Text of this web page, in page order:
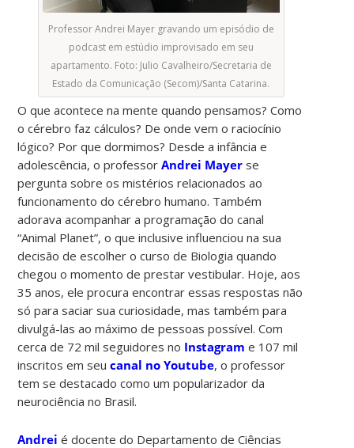
Professor Andrei Mayer gravando um episódio de
podcast em estúdio improvisado em seu
apartamento. Foto: Julio Cavalheiro/Secretaria de
Estado da Comunicação (Secom)/Santa Catarina.
O que acontece na mente quando pensamos? Como
o cérebro faz cálculos? De onde vem o raciocínio
lógico? Por que dormimos? Desde a infância e
adolescência, o professorAndrei Mayer se
pergunta sobre os mistérios relacionados ao
funcionamento do cérebro humano. Também
adorava acompanhar a programação do canal
“Animal Planet”, o que inclusive influenciou na sua
decisão de escolher o curso de Biologia quando
chegou o momento de prestar vestibular. Hoje, aos
35 anos, ele procura encontrar essas respostas não
só para saciar sua curiosidade, mas também para
divulgá-las ao máximo de pessoas possível. Com
cerca de 72 mil seguidores no Instagram e 107 mil
inscritos em seucanal no Youtube, o professor
tem se destacado como um popularizador da
neurociência no Brasil.
Andrei é docente do Departamento de Ciências